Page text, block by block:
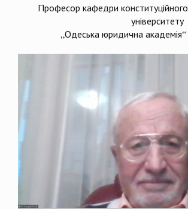
Професор кафедри
університету
„Одеська юридична